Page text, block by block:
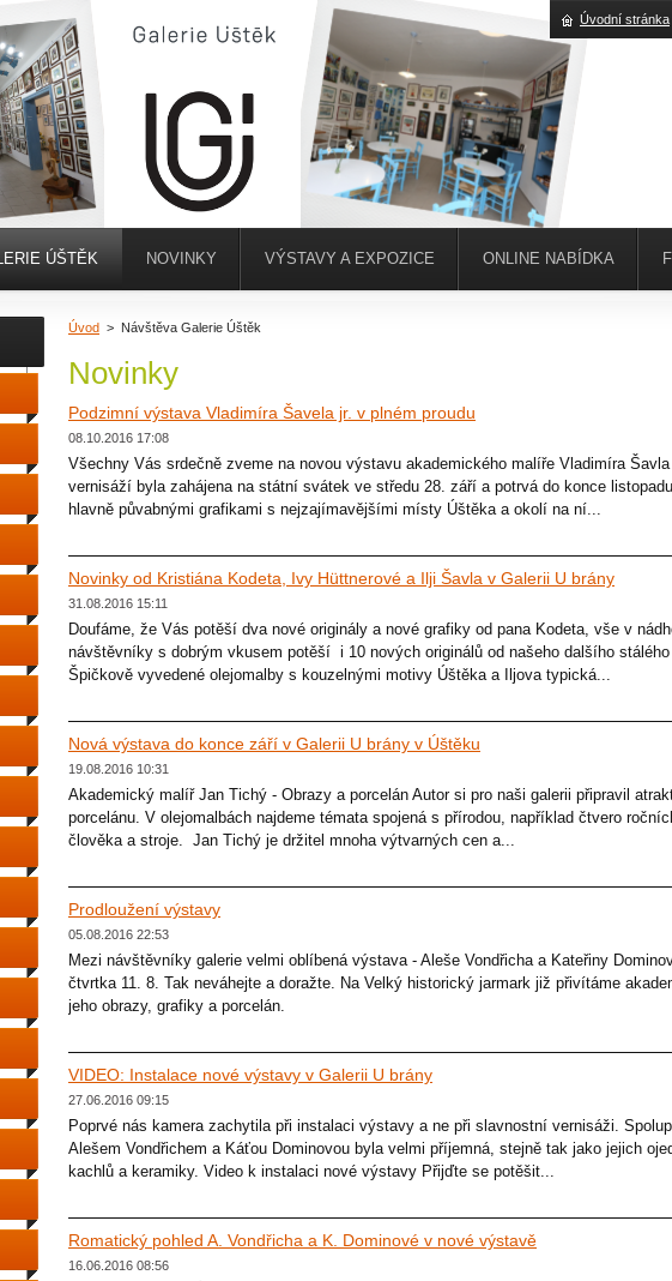
Úvod > Návštěva Galerie Úštěk
Novinky
Podzimní výstava Vladimíra Šavela jr. v plném proudu
08.10.2016 17:08
Všechny Vás srdečně zveme na novou výstavu akademického malíře Vladimíra
vernisáží byla zahájena na státní svátek ve středu 28. září a potrvá do konce
hlavně půvabnými grafikami s nejzajímavějšími místy Úštěka a okolí na ní...
Novinky od Kristiána Kodeta, Ivy Hüttnerové a Ilji Šavla v Galerii U brány
31.08.2016 15:11
Doufáme, že Vás potěší dva nové originály a nové grafiky od pana Kodeta, vše v
návštěvníky s dobrým vkusem potěší i 10 nových originálů od našeho dalšího
Špičkově vyvedené olejomalby s kouzelnými motivy Úštěka a Iljova typická...
Nová výstava do konce září v Galerii U brány v Úštěku
19.08.2016 10:31
Akademický malíř Jan Tichý - Obrazy a porcelán Autor si pro naši galerii připravil
porcelánu. V olejomalbách najdeme témata spojená s přírodou, například čtvero
člověka a stroje. Jan Tichý je držitel mnoha výtvarných cen a...
Prodloužení výstavy
05.08.2016 22:53
Mezi návštěvníky galerie velmi oblíbená výstava - Aleše Vondřicha a Kateřiny
čtvrtka 11. 8. Tak neváhejte a doražte. Na Velký historický jarmark již přivítáme
jeho obrazy, grafiky a porcelán.
VIDEO: Instalace nové výstavy v Galerii U brány
27.06.2016 09:15
Poprvé nás kamera zachytila při instalaci výstavy a ne při slavnostní vernisáži.
Alešem Vondřichem a Káťou Dominovou byla velmi příjemná, stejně tak jako jejich
kachlů a keramiky. Video k instalaci nové výstavy Přijďte se potěšit...
Romatický pohled A. Vondřicha a K. Dominové v nové výstavě
16.06.2016 08:56
ÚŠTĚK NOVINKY VÝSTAVY A EXPOZICE ONLINE NABÍDKA
Úvodní stránka